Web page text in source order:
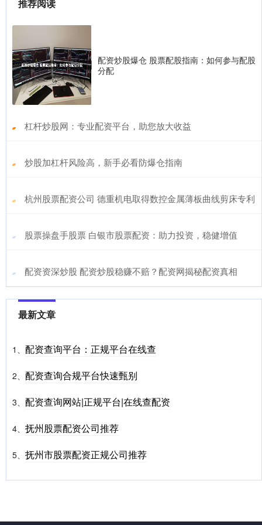
推荐阅读
配资炒股爆仓 股票配股指南：如何参与配股
分配
​杠杆炒股网：专业配资平台，助您放大收益
​炒股加杠杆风险高，新手必看防爆仓指南
​杭州股票配资公司 德重机电取得数控金属薄板曲线剪床专利
​股票操盘手股票 白银市股票配资：助力投资，稳健增值
​配资资深炒股 配资炒股稳赚不赔？配资网揭秘配资真相
最新文章
1、 配资查询平台：正规平台在线查
2、 配资查询合规平台快速甄别
3、 配资查询网站|正规平台|在线查配资
4、 抚州股票配资公司推荐
5、 抚州市股票配资正规公司推荐